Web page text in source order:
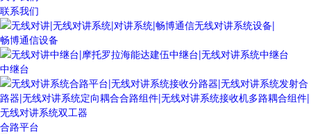
联系我们
畅博通信设备
中继台
合路平台